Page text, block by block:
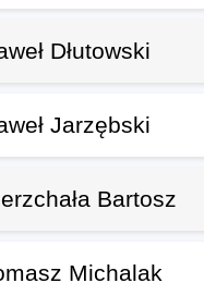
Dłutowski
Jarzębski
Bartosz
Michalak